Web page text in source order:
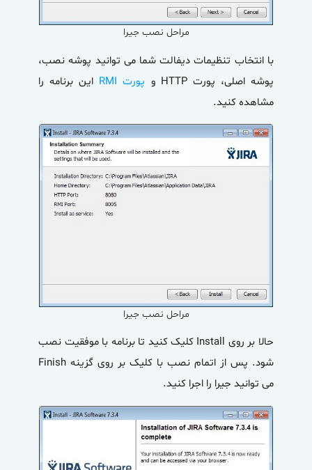
مراحل نصب جیرا
با انتخاب تنظیمات دیفالت شما می توانید پوشه نصب،
پوشه اصلی، پورت HTTP و
پورت RMI
این برنامه را
مشاهده کنید.
مراحل نصب جیرا
حالا بر روی Install کلیک کنید تا برنامه با موفقیت نصب
شود. پس از اتمام نصب با کلیک بر روی گزینه Finish
می توانید جیرا را اجرا کنید.